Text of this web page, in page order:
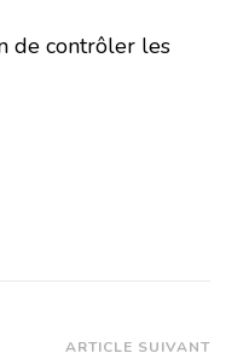
de contrôler les
ARTICLE SUIVANT